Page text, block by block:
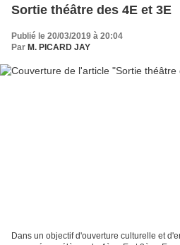
Sortie théâtre des 4E et 3E
Publié le 20/03/2019 à 20:04
Par M. PICARD JAY
Dans un objectif d'ouverture culturelle et